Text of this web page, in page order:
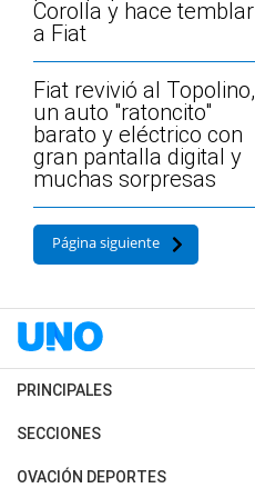
Corolla y hace temblar
a Fiat
Fiat revivió al Topolino,
un auto "ratoncito"
barato y eléctrico con
gran pantalla digital y
muchas sorpresas
Página siguiente
PRINCIPALES
Últimas Noticias
Política
SECCIONES
Horóscopo
OVACIÓN DEPORTES